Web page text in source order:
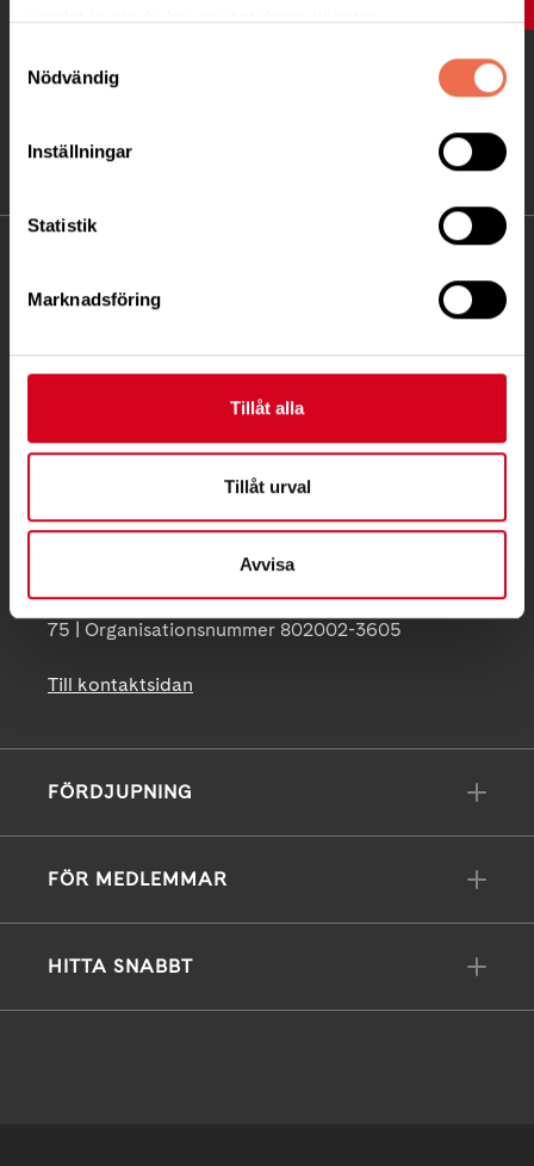
samlat in när du har använt deras tjänster.
Nödvändig
Inställningar
Statistik
Marknadsföring
Tillåt alla
Tillåt urval
Avvisa
Ågatan 12 C, 172 62 Sundbyberg
Telefon:08-677 70 10
Postadress:
PG 90 10 07-5 | BG 901-0075 | Swishgåva 90 100
75 | Organisationsnummer 802002-3605
Till kontaktsidan
FÖRDJUPNING
FÖR MEDLEMMAR
HITTA SNABBT